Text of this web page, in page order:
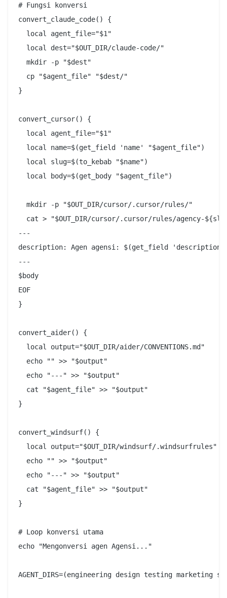
# Fungsi konversi
convert_claude_code() {
  local agent_file="$1"
  local dest="$OUT_DIR/claude-code/"
  mkdir -p "$dest"
  cp "$agent_file" "$dest/"
}
convert_cursor() {
  local agent_file="$1"
  local name=$(get_field 'name' "$agent_file")
  local slug=$(to_kebab "$name")
  local body=$(get_body "$agent_file")
  mkdir -p "$OUT_DIR/cursor/.cursor/rules/"
cat > "$OUT_DIR/cursor/.cursor/rules/agency-
---
description: Agen agensi: $(get_field
---
$body
EOF
}
convert_aider() {
  local output="$OUT_DIR/aider/CONVENTIONS.md"
  echo "" >> "$output"
  echo "---" >> "$output"
  cat "$agent_file" >> "$output"
}
convert_windsurf() {
  local output="$OUT_DIR/windsurf/.windsurfrules"
  echo "" >> "$output"
  echo "---" >> "$output"
  cat "$agent_file" >> "$output"
}
# Loop konversi utama
echo "Mengonversi agen Agensi..."
AGENT_DIRS=(engineering design testing marketing